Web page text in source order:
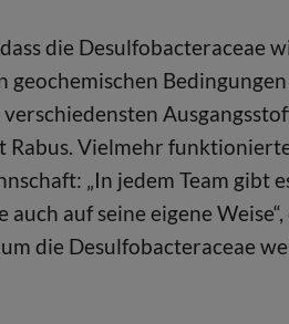
die Desulfobacteraceae
Rabus. Vielmehr
„In jedem Team gibt
auf seine eigene
die Desulfobacteraceae